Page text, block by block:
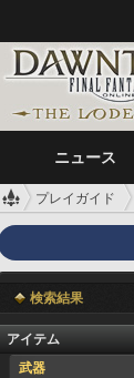
ニュース
プレイガイド
検索結果
アイテム
武器